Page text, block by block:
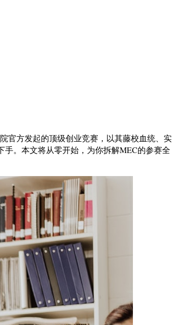
官方发起的顶级创业竞赛，以其藤校血统、实
。本文将从零开始，为你拆解MEC的参赛全